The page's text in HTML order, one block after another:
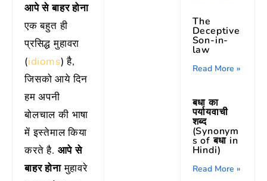
आपे से बाहर होना
एक बहुत ही
प्रसिद्ध मुहावरा
(idioms) है,
जिसको आये दिन
हम अपनी
बोलचाल की भाषा
में इस्तेमाल किया
करते है. आपे से
बाहर होनामुहावरे
The
Deceptive
Son-in-
law
Read More »
बधा का
पर्यायवाची
शब्द
(Synonym
s of बधा in
Hindi)
Read More »